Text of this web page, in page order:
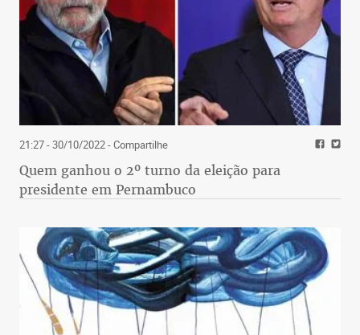
21:27 - 30/10/2022- Compartilhe
Quem ganhou o 2º turno da eleição para
presidente em Pernambuco